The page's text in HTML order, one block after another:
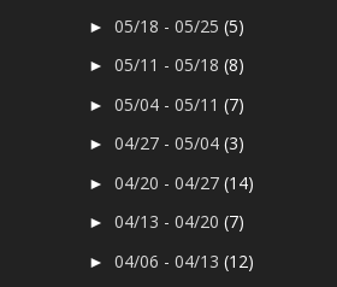
►05/18 - 05/25(5)
►05/11 - 05/18(8)
►05/04 - 05/11(7)
►04/27 - 05/04(3)
►04/20 - 04/27(14)
►04/13 - 04/20(7)
►04/06 - 04/13(12)